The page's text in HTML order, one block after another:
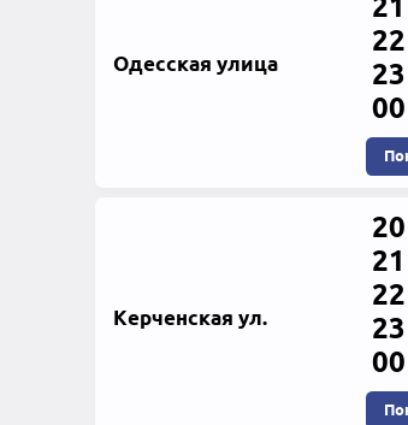
Одесская улица
21
22
23
00
Керченская ул.
20
21
22
23
00